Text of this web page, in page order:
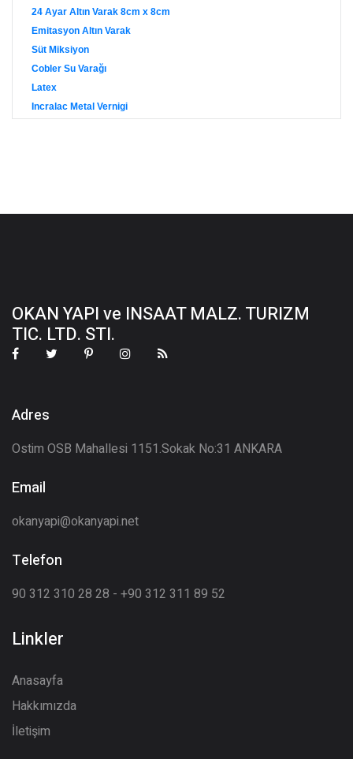
24 Ayar Altın Varak 8cm x 8cm
Emitasyon Altın Varak
Süt Miksiyon
Cobler Su Varağı
Latex
Incralac Metal Vernigi
OKAN YAPI ve INSAAT MALZ. TURIZM
TIC. LTD. STI.
Linkler
Anasayfa
Hakkımızda
İletişim
Adres
Ostim OSB Mahallesi 1151.Sokak No:31 ANKARA
Email
okanyapi@okanyapi.net
Telefon
90 312 310 28 28 - +90 312 311 89 52